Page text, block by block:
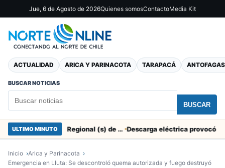
Jue, 6 de Agosto de 2026Quienes somosContactoMedia Kit
ACTUALIDAD ARICA Y PARINACOTA TARAPACÁ
BUSCAR NOTICIAS
BUSCAR
ULTIMO MINUTO SERNAC pidió la renuncia a Director Regional (s) de Arica por contratar solo a militantes del Gobierno
Inicio
Arica y Parinacota
Emergencia en Lluta: Se descontroló quema autorizada y fuego destruyó